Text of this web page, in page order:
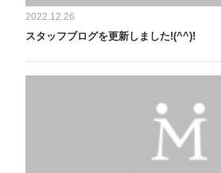
2022.12.26
スタッフブログを更新しました!(^^)!